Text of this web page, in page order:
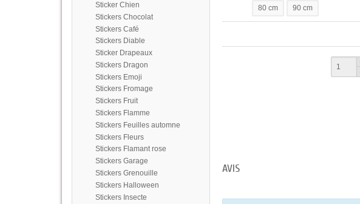
Sticker Chien
Stickers Chocolat
Stickers Café
Stickers Diable
Sticker Drapeaux
Stickers Dragon
Stickers Emoji
Stickers Fromage
Stickers Fruit
Stickers Flamme
Stickers Feuilles automne
Stickers Fleurs
Stickers Flamant rose
Stickers Garage
Stickers Grenouille
Stickers Halloween
Stickers Insecte
80 cm 90 cm
AVIS